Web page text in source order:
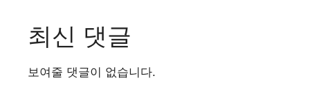
최신 댓글
보여줄 댓글이 없습니다.